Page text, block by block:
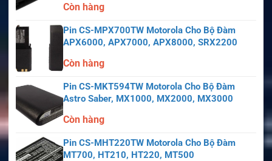
Còn hàng
Pin CS-MPX700TW Motorola Cho Bộ Đàm
APX6000, APX7000, APX8000, SRX2200
Còn hàng
Pin CS-MKT594TW Motorola Cho Bộ Đàm
Astro Saber, MX1000, MX2000, MX3000
Còn hàng
Pin CS-MHT220TW Motorola Cho Bộ Đàm
MT700, HT210, HT220, MT500